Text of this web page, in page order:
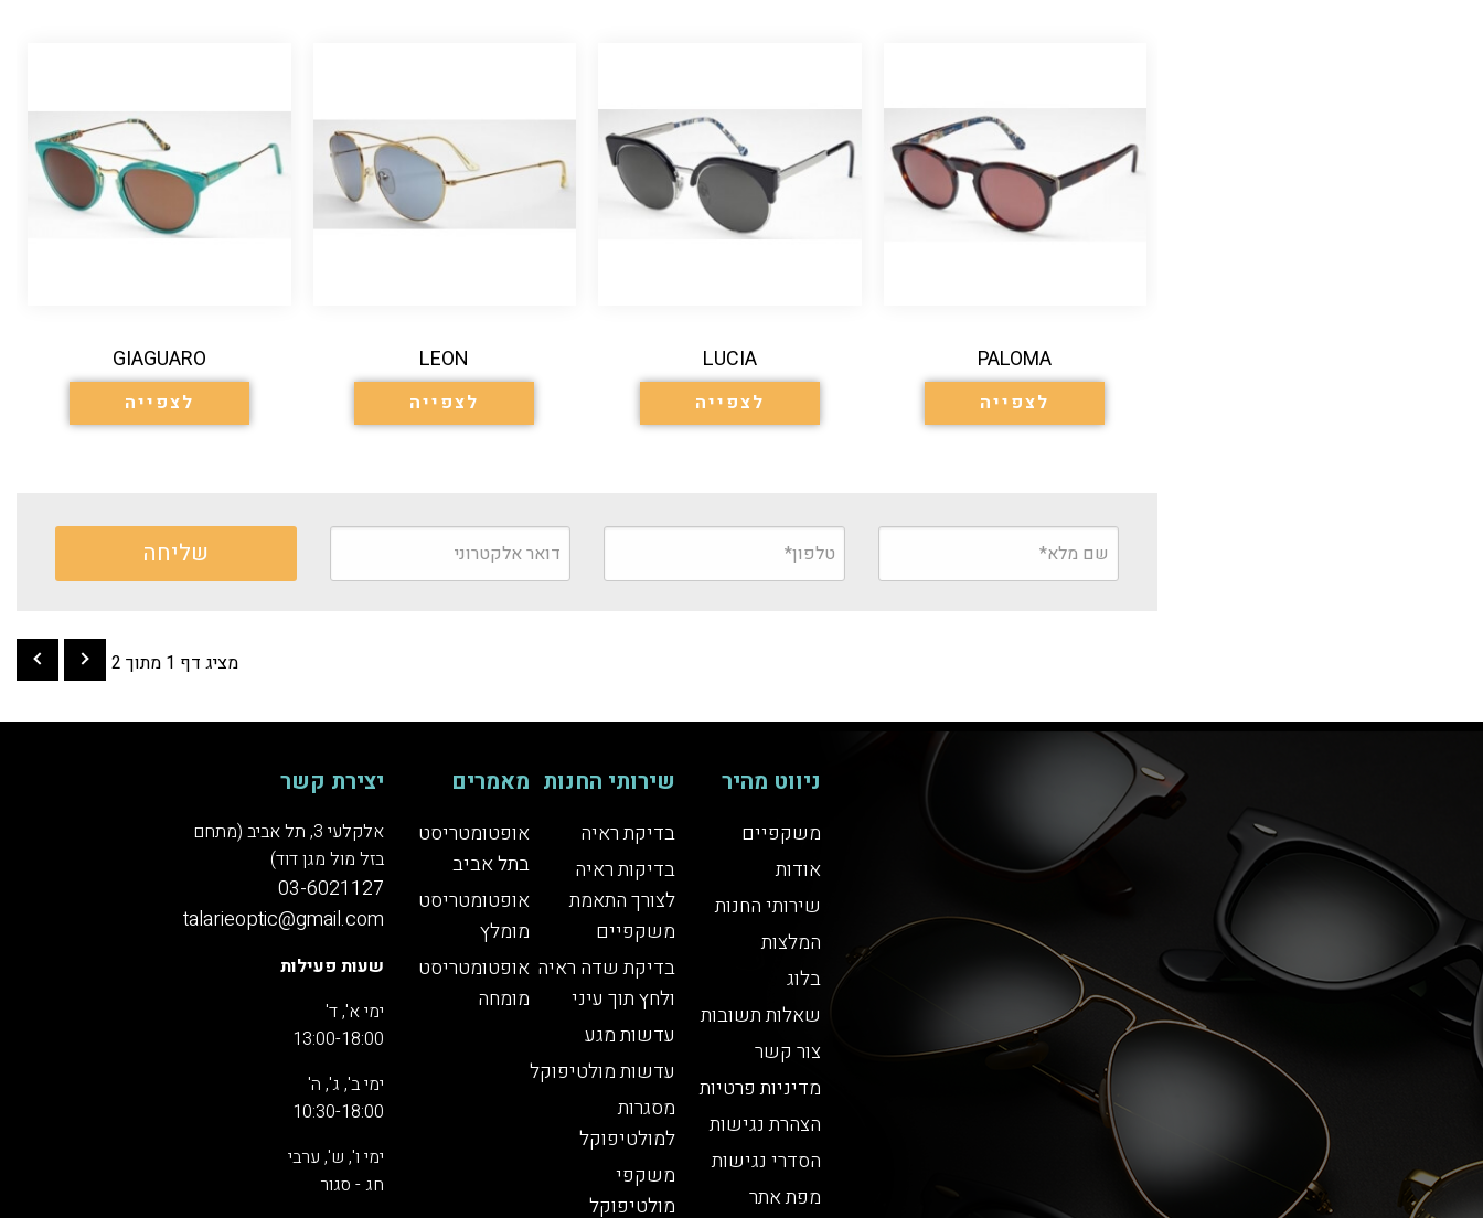
PALOMA
לצפייה
LUCIA
לצפייה
LEON
לצפייה
GIAGUARO
לצפייה
מציג דף 1 מתוך 2
ניווט מהיר
משקפיים
אודות
שירותי החנות
המלצות
בלוג
שאלות תשובות
צור קשר
מדיניות פרטיות
הצהרת נגישות
הסדרי נגישות
מפת אתר
שירותי החנות
בדיקת ראיה
בדיקות ראיה
לצורך התאמת
משקפיים
בדיקת שדה ראיה
ולחץ תוך עיני
עדשות מגע
עדשות מולטיפוקל
מסגרות
למולטיפוקל
משקפי
מולטיפוקל
מאמרים
אופטומטריסט
בתל אביב
אופטומטריסט
מומלץ
אופטומטריסט
מומחה
יצירת קשר
אלקלעי 3, תל אביב (מתחם
בזל מול מגן דוד)
03-6021127
talarieoptic@gmail.com
שעות פעילות
ימי א', ד'
13:00-18:00
ימי ב', ג', ה'
10:30-18:00
ימי ו', ש', ערבי
חג - סגור